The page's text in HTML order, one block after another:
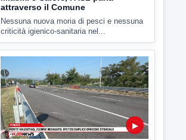
Ponte Valentino,21enne indagato:
Incidente mortale a Ponte Valentino,
▶